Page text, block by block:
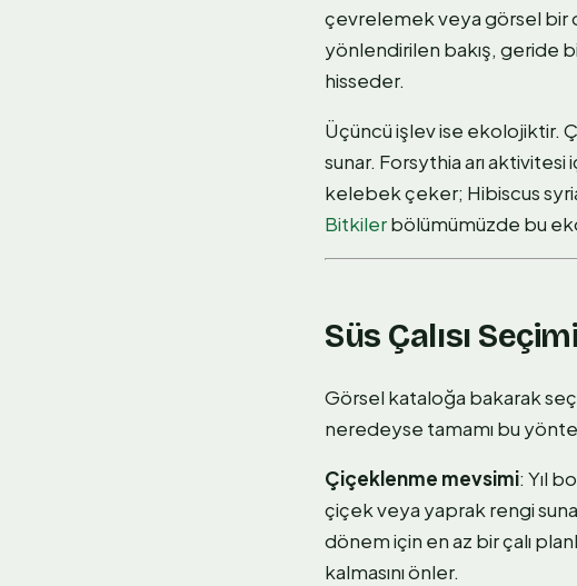
çevrelemek veya görsel bir
yönlendirilen bakış, geride
hisseder.
Üçüncü işlev ise ekolojiktir.
sunar. Forsythia arı
kelebek çeker; Hibiscus
Bitkilerbölümümüzde bu
Süs Çalısı
Görsel kataloğa bakarak
neredeyse tamamı bu
Çiçeklenme mevsimi: Yıl
çiçek veya yaprak rengi
dönem için en az bir çalı
kalmasını önler.